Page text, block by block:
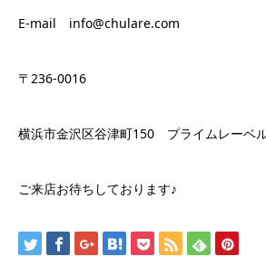
E-mail info@chulare.com
〒236-0016
横浜市金沢区谷津町150 プライムレーベ
ご来店お待ちしております♪